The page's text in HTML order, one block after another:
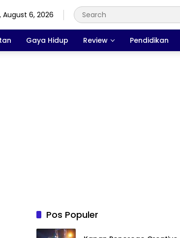
August 6, 2026
Gaya Hidup Review Pendidikan
Pos Populer